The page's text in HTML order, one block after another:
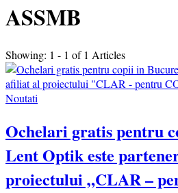
ASSMB
Showing: 1 - 1 of 1 Articles
Noutati
Ochelari gratis pentru
Lent Optik este
proiectului „CLAR –